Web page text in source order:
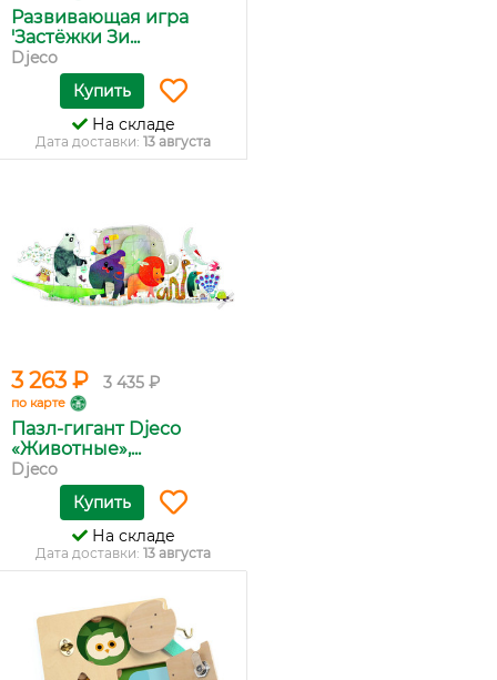
Развивающая игра
'Застёжки Зи...
Djeco
Купить
На складе
Дата доставки: 13 августа
3 263 ₽ 3 435 ₽
по карте
Пазл-гигант Djeco
«Животные»,...
Djeco
Купить
На складе
Дата доставки: 13 августа